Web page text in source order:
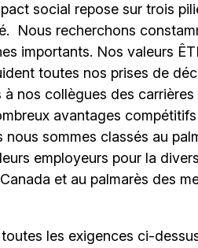
social repose sur trois
Nous recherchons
importants. Nos valeurs
toutes nos prises de
nos collègues des
avantages
sommes classés au
employeurs pour la
et au palmarès des
les exigences ci-